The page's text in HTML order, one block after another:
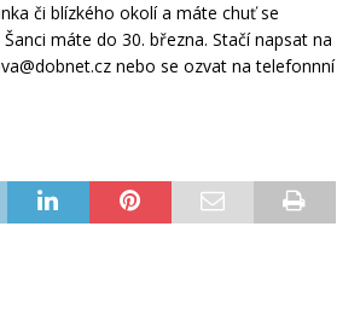
či blízkého okolí a máte chuť se
máte do 30. března. Stačí napsat na
nebo se ozvat na telefonnní